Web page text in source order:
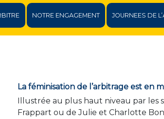
NOTRE ENGAGEMENT JOURNEES DE
La féminisation de l’arbitrage est en
Illustrée au plus haut niveau par les
Frappart ou de Julie et Charlotte